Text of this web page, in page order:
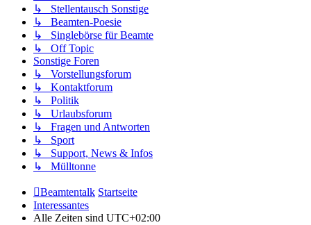
↳ Stellentausch Sonstige
↳ Beamten-Poesie
↳ Singlebörse für Beamte
↳ Off Topic
Sonstige Foren
↳ Vorstellungsforum
↳ Kontaktforum
↳ Politik
↳ Urlaubsforum
↳ Fragen und Antworten
↳ Sport
↳ Support, News & Infos
↳ Mülltonne
Beamtentalk Startseite
Interessantes
Alle Zeiten sind UTC+02:00